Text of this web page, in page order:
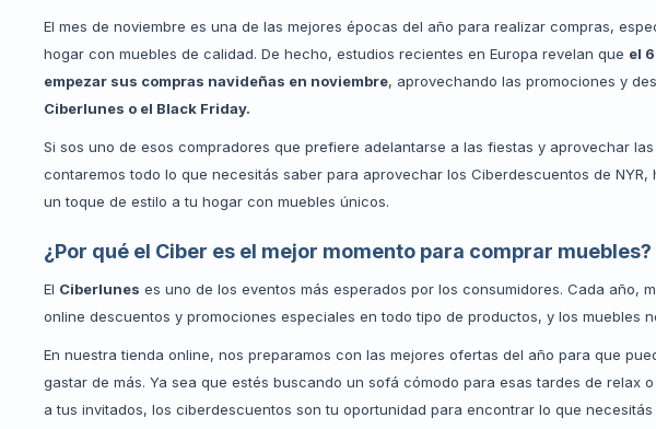
El mes de noviembre es una de las mejores épocas del año para realizar compras,
hogar con muebles de calidad. De hecho, estudios recientes en Europa revelan que el
empezar sus compras navideñas en noviembre, aprovechando las promociones y
Ciberlunes o el Black Friday.
Si sos uno de esos compradores que prefiere adelantarse a las fiestas y aprovechar
contaremos todo lo que necesitás saber para aprovechar los Ciberdescuentos de
un toque de estilo a tu hogar con muebles únicos.
¿Por qué el Ciber es el mejor momento para comprar muebles?
El Ciberlunes es uno de los eventos más esperados por los consumidores. Cada año,
online descuentos y promociones especiales en todo tipo de productos, y los muebles
En nuestra tienda online, nos preparamos con las mejores ofertas del año para que
gastar de más. Ya sea que estés buscando un sofá cómodo para esas tardes de relax
a tus invitados, los ciberdescuentos son tu oportunidad para encontrar lo que